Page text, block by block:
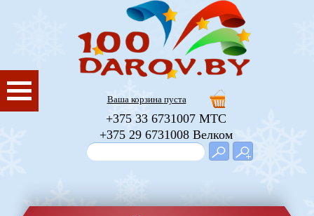
Ваша корзина пустa
+375 33 6731007 МТС
+375 29 6731008 Велком